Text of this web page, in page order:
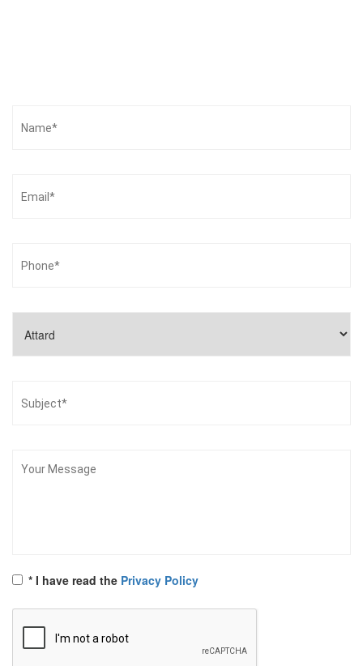
* I have read the Privacy Policy